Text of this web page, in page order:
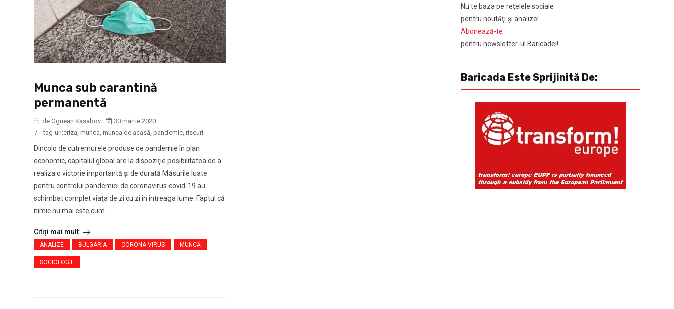
Munca sub carantină
permanentă
de Ognean Kasabov
30 martie 2020
/
tag-uri:criza munca munca de acasă pandemie riscuri
Dincolo de cutremurele produse de pandemie în plan
economic, capitalul global are la dispoziţie posibilitatea de a
realiza o victorie importantă şi de durată Măsurile luate
pentru controlul pandemiei de coronavirus covid-19 au
schimbat complet viaţa de zi cu zi în întreaga lume. Faptul că
nimic nu mai este cum...
Citiți mai mult
ANALIZE BULGARIA CORONA VIRUS MUNCĂ
SOCIOLOGIE
Nu te baza pe reţelele sociale
pentru noutăţi şi analize!
Abonează-te
pentru newsletter-ul Baricadei!:
Baricada Este Sprijinită De: